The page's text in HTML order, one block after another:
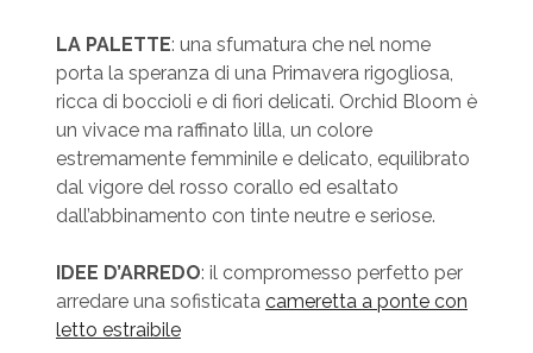
LA PALETTE: una sfumatura che nel nome
porta la speranza di una Primavera rigogliosa,
ricca di boccioli e di fiori delicati. Orchid Bloom è
un vivace ma raffinato lilla, un colore
estremamente femminile e delicato, equilibrato
dal vigore del rosso corallo ed esaltato
dall’abbinamento con tinte neutre e seriose.
IDEE D’ARREDO: il compromesso perfetto per
arredare una sofisticata cameretta a ponte con
letto estraibile